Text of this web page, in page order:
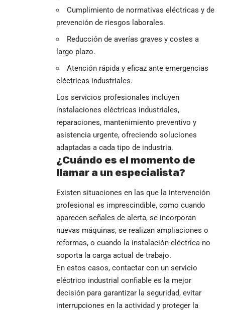
Cumplimiento de normativas eléctricas y de
prevención de riesgos laborales.
Reducción de averías graves y costes a
largo plazo.
Atención rápida y eficaz ante emergencias
eléctricas industriales.
Los servicios profesionales incluyen
instalaciones eléctricas industriales,
reparaciones, mantenimiento preventivo y
asistencia urgente, ofreciendo soluciones
adaptadas a cada tipo de industria.
¿Cuándo es el momento de
llamar a un especialista?
Existen situaciones en las que la intervención
profesional es imprescindible, como cuando
aparecen señales de alerta, se incorporan
nuevas máquinas, se realizan ampliaciones o
reformas, o cuando la instalación eléctrica no
soporta la carga actual de trabajo.
En estos casos, contactar con un servicio
eléctrico industrial confiable es la mejor
decisión para garantizar la seguridad, evitar
interrupciones en la actividad y proteger la